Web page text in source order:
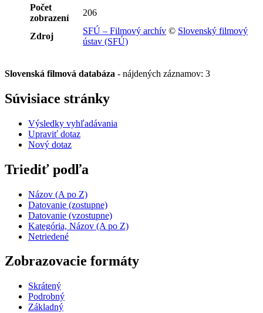
Počet
zobrazení
206
Zdroj
SFÚ – Filmový archív © Slovenský filmový
ústav (SFÚ)
Slovenská filmová databáza - nájdených záznamov: 3
Súvisiace stránky
Výsledky vyhľadávania
Upraviť dotaz
Nový dotaz
Triediť podľa
Názov (A po Z)
Datovanie (zostupne)
Datovanie (vzostupne)
Kategória, Názov (A po Z)
Netriedené
Zobrazovacie formáty
Skrátený
Podrobný
Základný